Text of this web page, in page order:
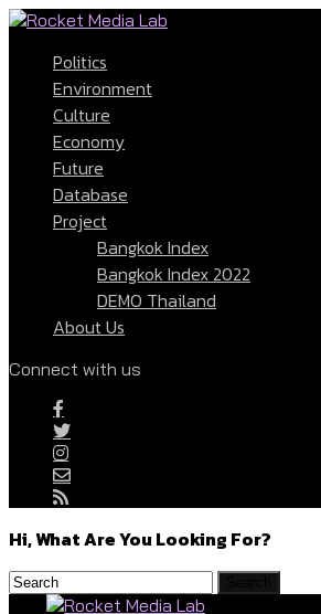
Politics
Environment
Culture
Economy
Future
Database
Project
Bangkok Index
Bangkok Index 2022
DEMO Thailand
About Us
Connect with us
Hi, What Are You Looking For?